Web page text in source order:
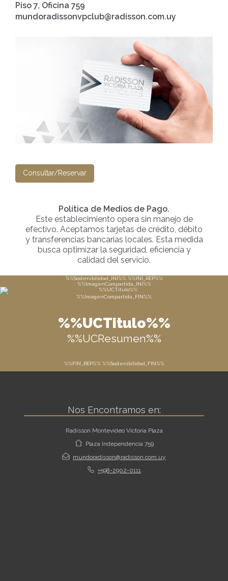
Piso 7, Oficina 759
mundoradissonvpclub@radisson.com.uy
Consultar/Reservar
Política de Medios de Pago.
Este establecimiento opera sin manejo de
efectivo. Aceptamos tarjetas de crédito, débito
y transferencias bancarias locales. Esta medida
busca optimizar la seguridad, eficiencia y
calidad del servicio.
%%Sostenibilidad_INI%% %%INI_REP%%
%%ImagenCompartida_INI%%
%%ImagenCompartida_FIN%%
%%UCTitulo%%
%%UCResumen%%
%%FIN_REP%% %%Sostenibilidad_FIN%%
Nos Encontramos en:
Radisson Montevideo Victoria Plaza
Plaza Independencia 759
mundoradisson@radisson.com.uy
+598-2902-0111